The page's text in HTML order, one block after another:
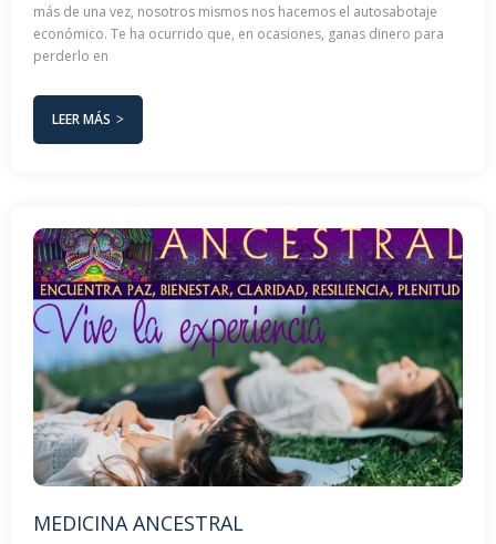
más de una vez, nosotros mismos nos hacemos el autosabotaje
económico. Te ha ocurrido que, en ocasiones, ganas dinero para
perderlo en
LEER MÁS
MEDICINA ANCESTRAL